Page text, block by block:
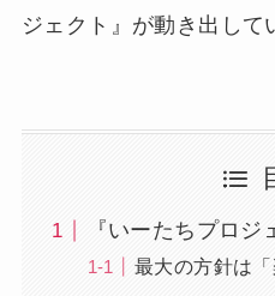
ジェクト』が動き出して
『いーたちプロジ
最大の方針は「